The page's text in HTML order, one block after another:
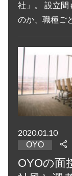
社」。 設立間
のか、職種ご
2020.01.10
OYO
OYOの面